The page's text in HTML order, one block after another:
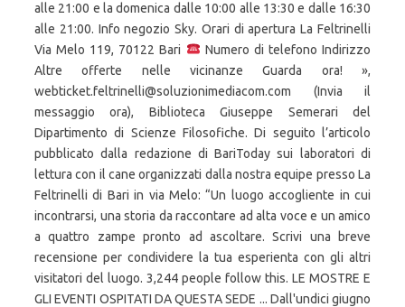
alle 21:00 e la domenica dalle 10:00 alle 13:30 e dalle 16:30
alle 21:00. Info negozio Sky. Orari di apertura La Feltrinelli
Via Melo 119, 70122 Bari
Numero di telefono Indirizzo
Altre offerte nelle vicinanze Guarda ora! »,
webticket.feltrinelli@soluzionimediacom.com (Invia il
messaggio ora), Biblioteca Giuseppe Semerari del
Dipartimento di Scienze Filosofiche. Di seguito l’articolo
pubblicato dalla redazione di BariToday sui laboratori di
lettura con il cane organizzati dalla nostra equipe presso La
Feltrinelli di Bari in via Melo: “Un luogo accogliente in cui
incontrarsi, una storia da raccontare ad alta voce e un amico
a quattro zampe pronto ad ascoltare. Scrivi una breve
recensione per condividere la tua esperienta con gli altri
visitatori del luogo. 3,244 people follow this. LE MOSTRE E
GLI EVENTI OSPITATI DA QUESTA SEDE ... Dall'undici giugno